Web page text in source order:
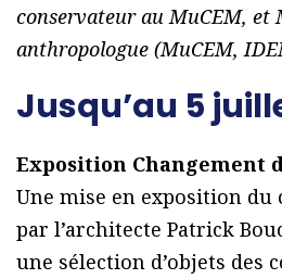
conservateur au MuCEM, et
anthropologue (MuCEM,
Jusqu’au 5
Exposition Changement
Une mise en exposition du
par l’architecte Patrick
une sélection d’objets des